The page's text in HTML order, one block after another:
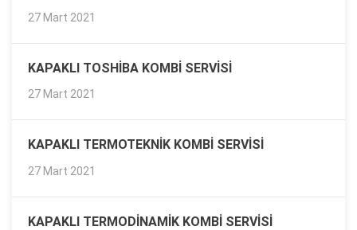
27 Mart 2021
KAPAKLI TOSHIBA KOMBI SERVISI
27 Mart 2021
KAPAKLI TERMOTEKNIK KOMBI SERVISI
27 Mart 2021
KAPAKLI TERMODINAMIK KOMBI SERVISI